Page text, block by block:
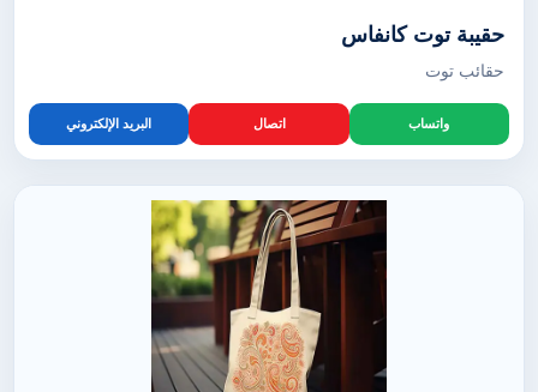
حقيبة توت كانفاس
حقائب توت
واتساب اتصال البريد الإلكتروني